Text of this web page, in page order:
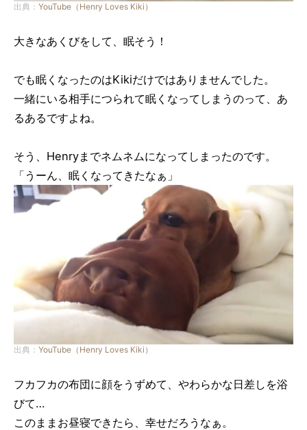
出典： YouTube（Henry Loves Kiki）
大きなあくびをして、眠そう！
でも眠くなったのはKikiだけではありませんでした。
一緒にいる相手につられて眠くなってしまうのって、あ
るあるですよね。
そう、Henryまでネムネムになってしまったのです。
「うーん、眠くなってきたなぁ」
出典： YouTube（Henry Loves Kiki）
フカフカの布団に顔をうずめて、やわらかな日差しを浴
びて…
このままお昼寝できたら、幸せだろうなぁ。